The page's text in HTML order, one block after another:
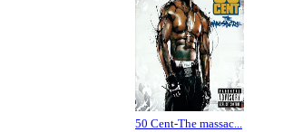
50 Cent-The massac...